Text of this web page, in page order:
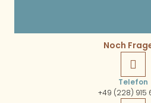
Noch
Telefon
+49 (228) 915